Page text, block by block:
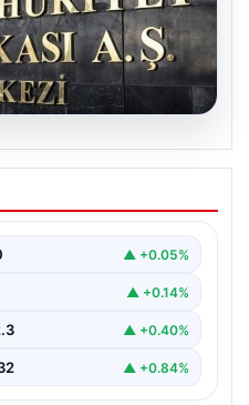
Kararı: Tarih
açıklamak üzere▲ +0.05%
▲ +0.14%
▲ +0.40%
▲ +0.84%